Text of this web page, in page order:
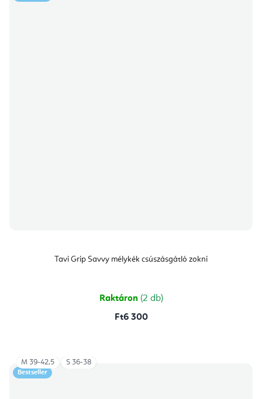
Tavi Grip Savvy mélykék csúszásgátló zokni
Raktáron (2 db)
Ft6 300
Bestseller
M 39-42,5 S 36-38